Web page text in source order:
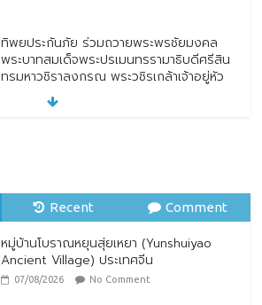
ทิพยประกันภัย ผนึกกำลัง ไปรษณีย์ไทย
ต่อยอดความร่วมมือกว่า 10 ปี สู่พันธมิตร
เชิงกลยุทธ์ ยกระดับบริการดิจิทัลและการเข้า
ถึงประกันภัยเพื่อประชาชน
Recent Comment
หมู่บ้านโบราณหยุนสุ่ยเหยา (Yunshuiyao
Ancient Village) ประเทศจีน
07/08/2026 No Comment